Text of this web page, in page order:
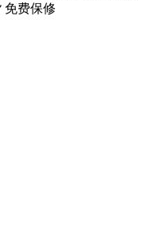
免费保修